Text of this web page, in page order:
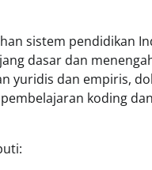
sistem pendidikan
dasar dan
yuridis dan empiris,
koding